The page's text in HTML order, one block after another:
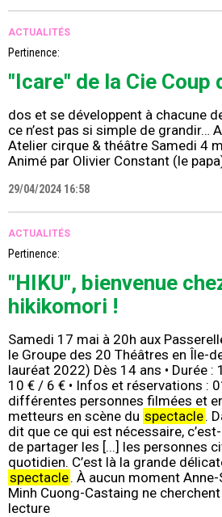
ACTUALITÉS
Pertinence:
"Icare" de la Cie Coup
dos et se développent à chacune
ce n’est pas si simple de grandir…
Atelier cirque & théâtre Samedi 4
Animé par Olivier Constant (le
29/04/2024 16:58
ACTUALITÉS
Pertinence:
"HIKU", bienvenue
hikikomori !
Samedi 17 mai à 20h aux
le Groupe des 20 Théâtres en Île-
lauréat 2022) Dès 14 ans • Durée :
10 € / 6 € • Infos et réservations :
différentes personnes filmées et
metteurs en scène du spectacle.
dit que ce qui est nécessaire,
de partager les [...] les personnes
quotidien. C’est là la grande
spectacle. À aucun moment
Minh Cuong-Castaing ne
lecture